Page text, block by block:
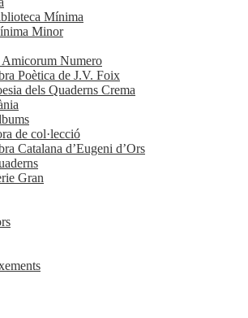
Mínima
Minor
Numero
Poètica de J.V. Foix
dels Quaderns Crema
de col·lecció
Catalana d’Eugeni d’Ors
Gran